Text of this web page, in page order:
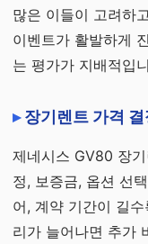
많은 이들이 고려하
이벤트가 활발하게
는 평가가 지배적입
장기렌트 가격
제네시스 GV80 장
정, 보증금, 옵션 선
어, 계약 기간이 길
리가 늘어나면 추가